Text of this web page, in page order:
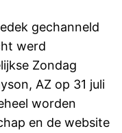
gechanneld
werd
Zondag
AZ op 31 juli
worden
en de website